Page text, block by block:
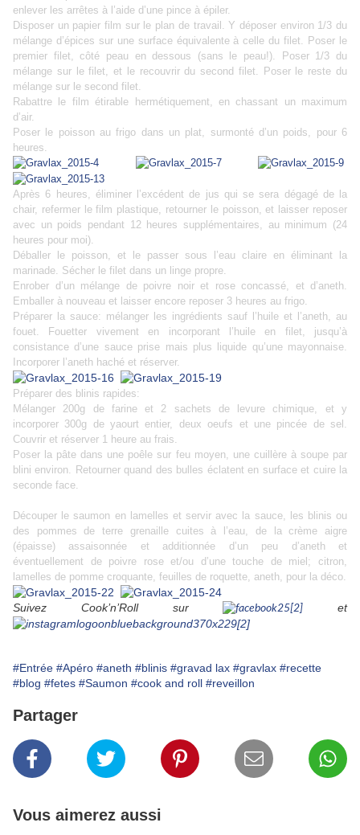
enlever les arrêtes à l’aide d’une pince à épiler.
Disposer un papier film sur le plan de travail. Y déposer environ 1/3 du
mélange d’épices sur une surface équivalente à celle du filet. Poser le
premier filet, côté peau en dessous (sans le peau!). Poser 1/3 du
mélange sur le filet, et le recouvrir du second filet. Poser le reste du
mélange sur le second filet.
Rabattre le film étirable hermétiquement, en chassant un maximum
d’air.
Poser le poisson au frigo dans un plat, surmonté d’un poids, pour 6
heures.
Après 6 heures, éliminer l’excédent de jus qui se sera dégagé de la
chair, refermer le film plastique, retourner le poisson, et laisser reposer
avec un poids pendant 12 heures supplémentaires, au minimum (24
heures pour moi).
Déballer le poisson, et le passer sous l’eau claire en éliminant la
marinade. Sécher le filet dans un linge propre.
Enrober d’un mélange de poivre noir et rose concassé, et d’aneth.
Emballer à nouveau et laisser encore reposer 3 heures au frigo.
Préparer la sauce: mélanger les ingrédients sauf l’huile et l’aneth, au
fouet. Fouetter vivement en incorporant l’huile en filet, jusqu’à
consistance d’une sauce prise mais plus liquide qu’une mayonnaise.
Incorporer l’aneth haché et réserver.
Préparer des blinis rapides:
Mélanger 200g de farine et 2 sachets de levure chimique, et y
incorporer 300g de yaourt entier, deux oeufs et une pincée de sel.
Couvrir et réserver 1 heure au frais.
Poser la pâte dans une poêle sur feu moyen, une cuillère à soupe par
blini environ. Retourner quand des bulles éclatent en surface et cuire la
seconde face.
Découper le saumon en lamelles et servir avec la sauce, les blinis ou
des pommes de terre grenaille cuites à l’eau, de la crème aigre
(épaisse) assaisonnée et additionnée d’un peu d’aneth et
éventuellement de poivre rose et/ou d’une touche de miel; citron,
lamelles de pomme croquante, feuilles de roquette, aneth, pour la déco.
Suivez Cook’n’Roll sur et
#Entrée #Apéro #aneth #blinis #gravad lax #gravlax #recette
#blog #fetes #Saumon #cook and roll #reveillon
Partager
Vous aimerez aussi